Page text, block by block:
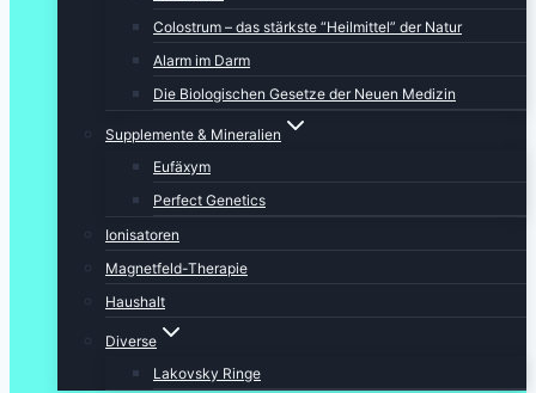
Colostrum – das stärkste “Heilmittel” der Natur
Alarm im Darm
Die Biologischen Gesetze der Neuen Medizin
Supplemente & Mineralien
Eufäxym
Perfect Genetics
Ionisatoren
Magnetfeld-Therapie
Haushalt
Diverse
Lakovsky Ringe